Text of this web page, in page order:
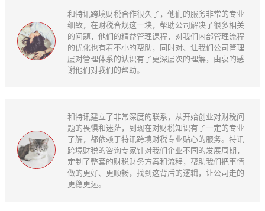
和特讯跨境财税合作很久了，他们的服务非常的专业
细致，在财税合规这一块，帮助公司解决了很多相关
的问题，他们的精益管理课程，对我们内部管理流程
的优化也有着不小的帮助，同时对、让我们公司管理
层对管理体系的认识有了更深层次的理解，由衷的感
谢他们对我们的帮助。
和特讯建立了非常深度的联系，从开始创业对财税问
题的畏惧和迷茫，到现在对财税知识有了一定的专业
了解，都依赖于特讯跨境财税专业贴心的服务。特讯
跨境财税的咨询专家针对我们企业不同的发展周期，
定制了整套的财税财务方案和流程，帮助我们把事情
做的更好、更顺畅，找到这背后的逻辑，让公司走的
更稳更远。